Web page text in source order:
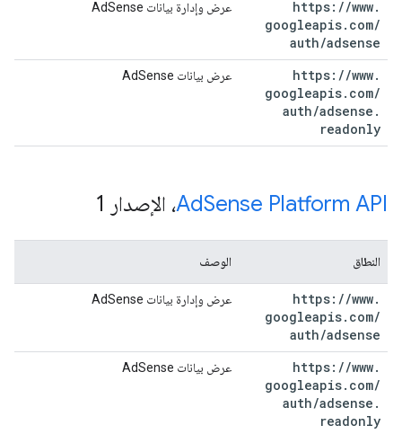
https: //www.
googleapis. com/
auth/adsense
عرض وإدارة بيانات AdSense
https: //www.
googleapis. com/
auth/adsense .
readonly
عرض بيانات AdSense
AdSense Platform API ، الإصدار 1
النطاق الوصف
https: //www.
googleapis. com/
auth/adsense
عرض وإدارة بيانات AdSense
https: //www.
googleapis. com/
auth/adsense .
readonly
عرض بيانات AdSense